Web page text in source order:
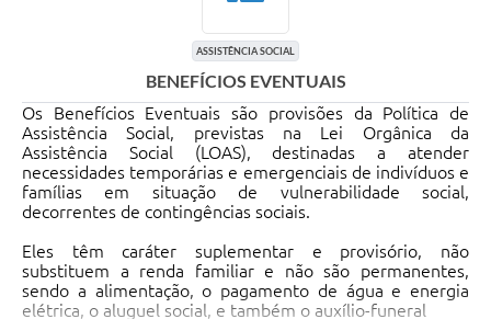
ASSISTÊNCIA SOCIAL
BENEFÍCIOS EVENTUAIS
Os Benefícios Eventuais são provisões da Política de
Assistência Social, previstas na Lei Orgânica da
Assistência Social (LOAS), destinadas a atender
necessidades temporárias e emergenciais de indivíduos e
famílias em situação de vulnerabilidade social,
decorrentes de contingências sociais.
Eles têm caráter suplementar e provisório, não
substituem a renda familiar e não são permanentes,
sendo a alimentação, o pagamento de água e energia
elétrica, o aluguel social, e também o auxílio-funeral